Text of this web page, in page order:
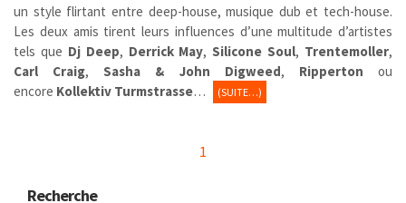
un style flirtant entre deep-house, musique dub et tech-house.
Les deux amis tirent leurs influences d’une multitude d’artistes
tels que Dj Deep, Derrick May,Silicone Soul, Trentemoller,
Carl Craig,Sasha & John Digweed, Ripperton ou
encore Kollektiv Turmstrasse… (SUITE…)
1
Recherche